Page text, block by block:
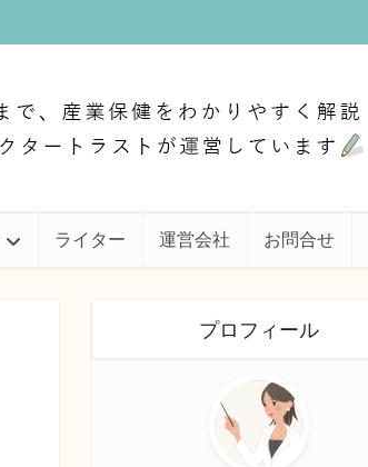
ライター 運営会社 お問合せ
プロフィール